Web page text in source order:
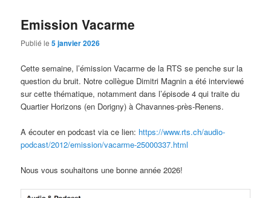
Emission Vacarme
Publié le5 janvier 2026
Cette semaine, l’émission Vacarme de la RTS se penche sur la
question du bruit. Notre collègue Dimitri Magnin a été interviewé
sur cette thématique, notamment dans l’épisode 4 qui traite du
Quartier Horizons (en Dorigny) à Chavannes-près-Renens.
A écouter en podcast via ce lien: https://www.rts.ch/audio-
podcast/2012/emission/vacarme-25000337.html
Nous vous souhaitons une bonne année 2026!